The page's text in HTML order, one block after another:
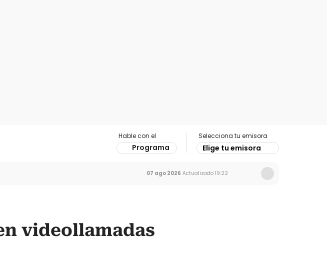
Hable con el
Programa
Selecciona tu emisora
Elige tu emisora
07 ago 2026 Actualizado 19:22
videollamadas